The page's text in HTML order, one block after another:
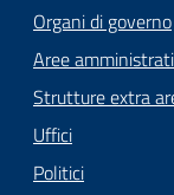
argomenti...
Seguici
su
Organi di governo
Aree
Strutture extra
Uffici
Politici